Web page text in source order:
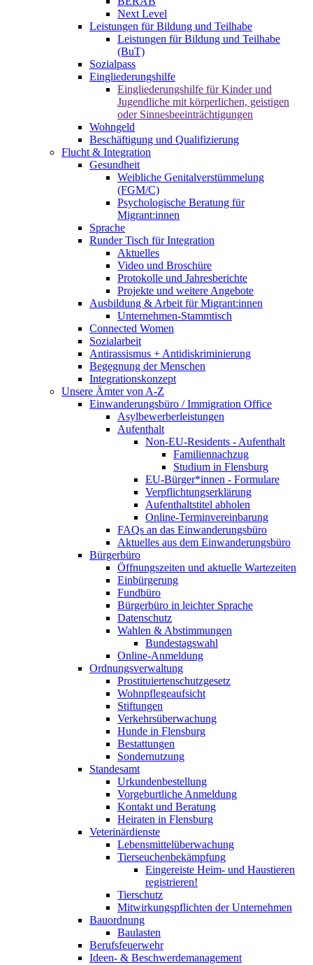
Next Level
Leistungen für Bildung und Teilhabe
Leistungen für Bildung und Teilhabe
(BuT)
Sozialpass
Eingliederungshilfe
Eingliederungshilfe für Kinder und
Jugendliche mit körperlichen, geistigen
oder Sinnesbeeinträchtigungen
Wohngeld
Beschäftigung und Qualifizierung
Flucht & Integration
Gesundheit
Weibliche Genitalverstümmelung
(FGM/C)
Psychologische Beratung für
Migrant:innen
Sprache
Runder Tisch für Integration
Aktuelles
Video und Broschüre
Protokolle und Jahresberichte
Projekte und weitere Angebote
Ausbildung & Arbeit für Migrant:innen
Unternehmen-Stammtisch
Connected Women
Sozialarbeit
Antirassismus + Antidiskriminierung
Begegnung der Menschen
Integrationskonzept
Unsere Ämter von A-Z
Einwanderungsbüro / Immigration Office
Asylbewerberleistungen
Aufenthalt
Non-EU-Residents - Aufenthalt
Familiennachzug
Studium in Flensburg
EU-Bürger*innen - Formulare
Verpflichtungserklärung
Aufenthaltstitel abholen
Online-Terminvereinbarung
FAQs an das Einwanderungsbüro
Aktuelles aus dem Einwanderungsbüro
Bürgerbüro
Öffnungszeiten und aktuelle Wartezeiten
Einbürgerung
Fundbüro
Bürgerbüro in leichter Sprache
Datenschutz
Wahlen & Abstimmungen
Bundestagswahl
Online-Anmeldung
Ordnungsverwaltung
Prostituiertenschutzgesetz
Wohnpflegeaufsicht
Stiftungen
Verkehrsüberwachung
Hunde in Flensburg
Bestattungen
Sondernutzung
Standesamt
Urkundenbestellung
Vorgeburtliche Anmeldung
Kontakt und Beratung
Heiraten in Flensburg
Veterinärdienste
Lebensmittelüberwachung
Tierseuchenbekämpfung
Eingereiste Heim- und Haustieren
registrieren!
Tierschutz
Mitwirkungspflichten der Unternehmen
Bauordnung
Baulasten
Berufsfeuerwehr
Ideen- & Beschwerdemanagement